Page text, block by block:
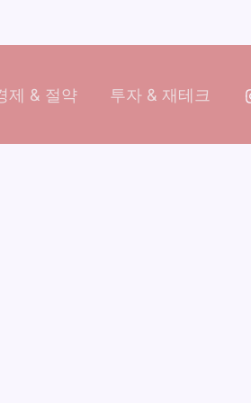
제 & 절약 투자 & 재테크